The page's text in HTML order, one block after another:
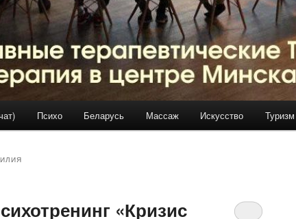
Психо Беларусь Массаж Искусство Туризм
«Кризис